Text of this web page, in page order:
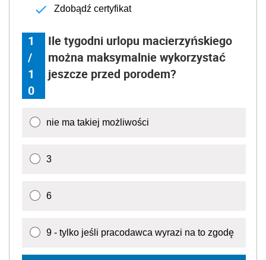
Zdobądź certyfikat
1
/
1
0
Ile tygodni urlopu macierzyńskiego
można maksymalnie wykorzystać
jeszcze przed porodem?
nie ma takiej możliwości
3
6
9 - tylko jeśli pracodawca wyrazi na to zgodę